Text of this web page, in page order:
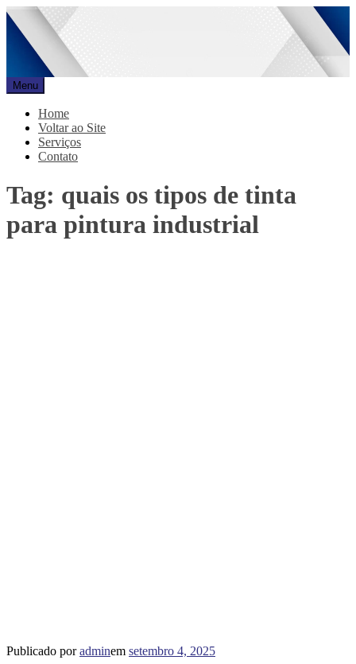
Pular
para
conteúdo
Promar
Blog
Menu
Home
Voltar ao Site
Serviços
Contato
Tag: quais os tipos de tinta
para pintura industrial
Publicado poradminem setembro 4, 2025